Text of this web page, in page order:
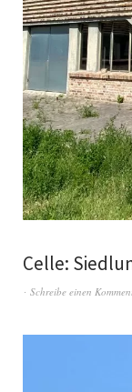
Celle:
Schreibe einen